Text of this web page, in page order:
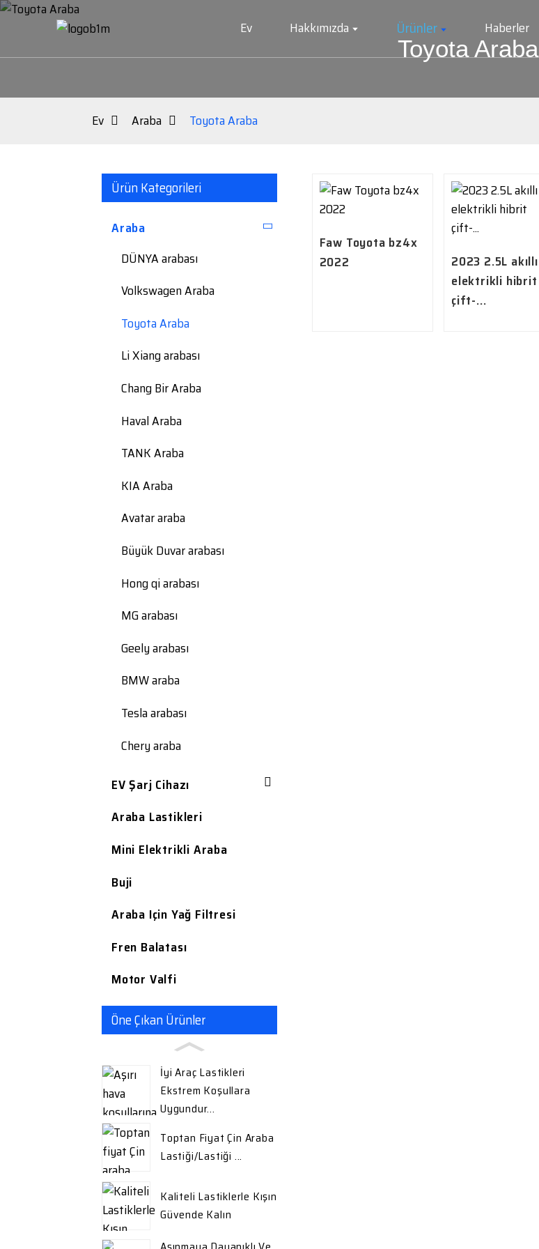
Ev Hakkımızda Ürünler Haberler
Toyota Araba
Ev Araba Toyota Araba
Ürün Kategorileri
Araba
DÜNYA arabası
Volkswagen Araba
Toyota Araba
Li Xiang arabası
Chang Bir Araba
Haval Araba
TANK Araba
KIA Araba
Avatar araba
Büyük Duvar arabası
Hong qi arabası
MG arabası
Geely arabası
BMW araba
Tesla arabası
Chery araba
EV Şarj Cihazı
Araba Lastikleri
Mini Elektrikli Araba
Buji
Araba Için Yağ Filtresi
Fren Balatası
Motor Valfi
Öne Çıkan Ürünler
İyi Araç Lastikleri
Ekstrem Koşullara
Uygundur...
Toptan Fiyat Çin Araba
Lastiği/lastiği ...
Kaliteli Lastiklerle Kışın
Güvende Kalın
Faw Toyota bz4x
2022
2023 2.5L akıllı
elektrikli hibrit
çift-...